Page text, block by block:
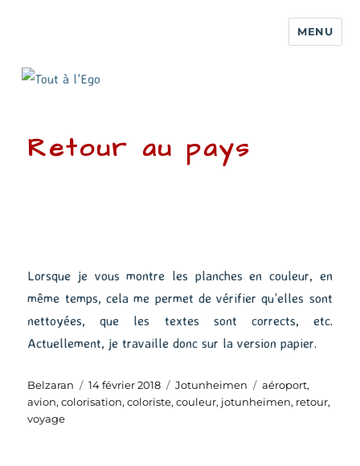
MENU
Retour au pays
Lorsque je vous montre les planches en couleur, en
même temps, cela me permet de vérifier qu’elles sont
nettoyées, que les textes sont corrects, etc.
Actuellement, je travaille donc sur la version papier.
Auteur
Belzaran
Publié
le
14 février 2018 Catégories
Jotunheimen Étiquettes
aéroport,
avion,colorisation,coloriste,couleur, jotunheimen, retour,
voyage